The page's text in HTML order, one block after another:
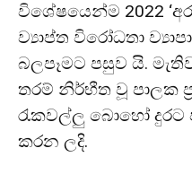
විශේෂයෙන්ම 2022
ව්‍යාප්ත විරෝධතා
බලපෑමට පසුව යි.
තරම් නිර්භීත වූ පාලක
රැකවල්ලු බොහෝ දුරට
කරන ලදි.